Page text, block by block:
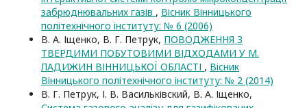
забрюднювальних газів , Вісник Вінницького
політехнічного інституту: № 6 (2006)
В. А. Іщенко, В. Г. Петрук, ПОВОДЖЕННЯ З
ТВЕРДИМИ ПОБУТОВИМИ ВІДХОДАМИ У М.
ЛАДИЖИН ВІННИЦЬКОЇ ОБЛАСТІ , Вісник
Вінницького політехнічного інституту: № 2 (2014)
В. Г. Петрук, І. В. Васильківский, В. А. Іщенко,